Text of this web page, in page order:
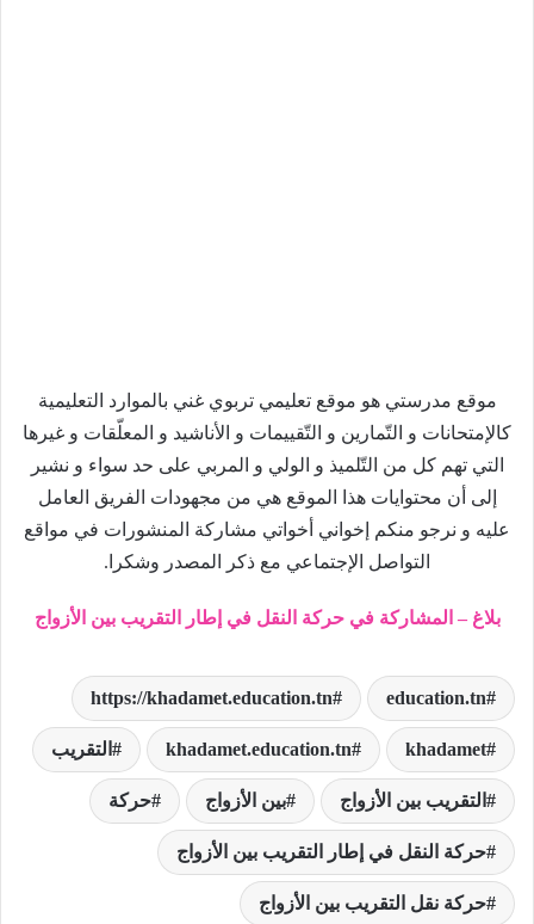
موقع مدرستي هو موقع تعليمي تربوي غني بالموارد التعليمية
كالإمتحانات و التّمارين و التّقييمات و الأناشيد و المعلّقات و غيرها
التي تهم كل من التّلميذ و الولي و المربي على حد سواء و نشير
إلى أن محتوايات هذا الموقع هي من مجهودات الفريق العامل
عليه و نرجو منكم إخواني أخواتي مشاركة المنشورات في مواقع
التواصل الإجتماعي مع ذكر المصدر وشكرا.
بلاغ – المشاركة في حركة النقل في إطار التقريب بين الأزواج
education.tn
https://khadamet.education.tn
khadamet
khadamet.education.tn التقريب
التقريب بين الأزواج بين الأزواج حركة
حركة النقل في إطار التقريب بين الأزواج
حركة نقل التقريب بين الأزواج